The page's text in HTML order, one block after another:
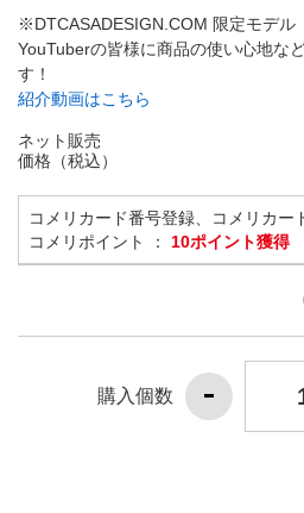
※DTCASADESIGN.COM 限定モデル
YouTuberの皆様に商品の使い心地な
す！
紹介動画はこちら
ネット販売
価格（税込）
コメリカード番号登録、コメリカー
コメリポイント ： 10ポイント獲得
購入個数